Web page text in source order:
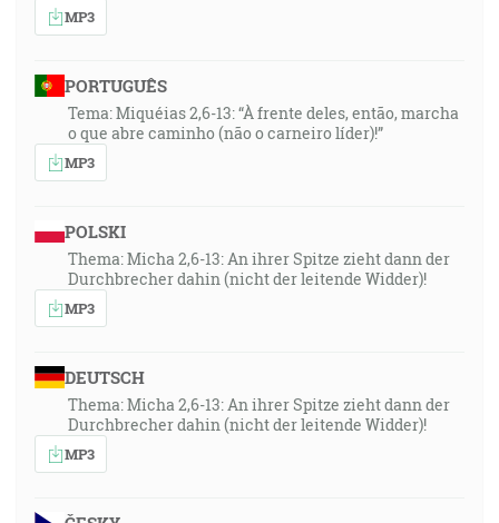
MP3
PORTUGUÊS
Tema: Miquéias 2,6-13: “À frente deles, então, marcha
o que abre caminho (não o carneiro líder)!”
MP3
POLSKI
Thema: Micha 2,6-13: An ihrer Spitze zieht dann der
Durchbrecher dahin (nicht der leitende Widder)!
MP3
DEUTSCH
Thema: Micha 2,6-13: An ihrer Spitze zieht dann der
Durchbrecher dahin (nicht der leitende Widder)!
MP3